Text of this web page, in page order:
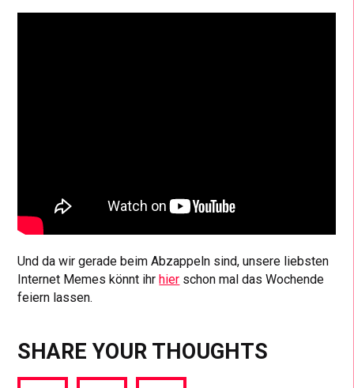
Und da wir gerade beim Abzappeln sind, unsere liebsten
Internet Memes könnt ihr hier schon mal das Wochende
feiern lassen.
SHARE YOUR THOUGHTS